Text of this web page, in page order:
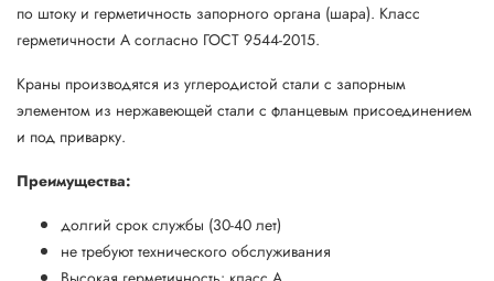
по штоку и герметичность запорного органа (шара). Класс
герметичности А согласно ГОСТ 9544-2015.
Краны производятся из углеродистой стали с запорным
элементом из нержавеющей стали с фланцевым присоединением
и под приварку.
Преимущества:
долгий срок службы (30-40 лет)
не требуют технического обслуживания